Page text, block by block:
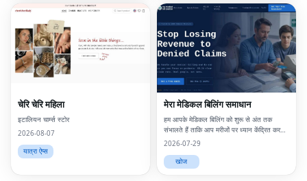
चेरि चेरि महिला
इटालियन चार्म्स स्टोर
2026-08-07
यात्रा ऐप्स
मेरा मेडिकल बिलिंग समाधान
हम आपके मेडिकल बिलिंग को शुरू से अंत तक
संभालते हैं ताकि आप मरीजों पर ध्यान केंद्रित कर
सकें
2026-07-29
खोज